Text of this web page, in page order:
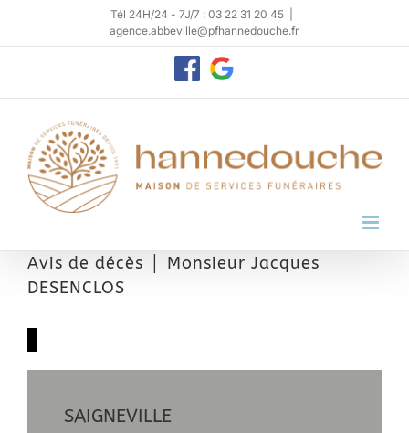
Tél 24H/24 - 7J/7 : 03 22 31 20 45
agence.abbeville@pfhannedouche.fr
PersonnaliserGoogle
My
Avis de décès │ Monsieur Jacques
DESENCLOS
SAIGNEVILLE